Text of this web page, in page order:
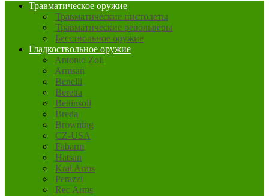
Травматическое оружие
Травматические пистолеты
Травматические револьверы
Бесствольное оружие
Гладкоствольное оружие
Antonio Zoli
Armsan
Benelli
Beretta
Bettinsoli
Breda
Browning
CZ-USA
Fabarm
Hatsan
Kral Arms
Perazzi
Rec Arms